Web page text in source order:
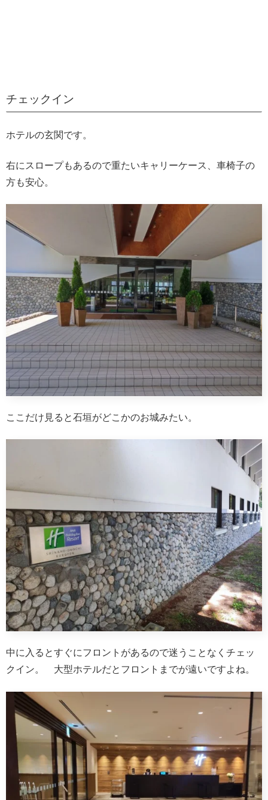
チェックイン
ホテルの玄関です。
右にスロープもあるので重たいキャリーケース、車椅子の
方も安心。
ここだけ見ると石垣がどこかのお城みたい。
中に入るとすぐにフロントがあるので迷うことなくチェッ
クイン。 大型ホテルだとフロントまでが遠いですよね。